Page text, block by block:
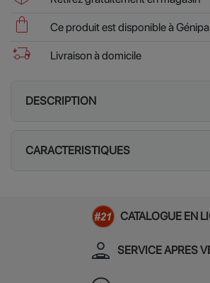
shopping_bag Ce produit est disponible à
delivery_truck_bolt Livraison à domicile
DESCRIPTION
CARACTERISTIQUES
CATALOGUE EN
person_apron SERVICE APRES